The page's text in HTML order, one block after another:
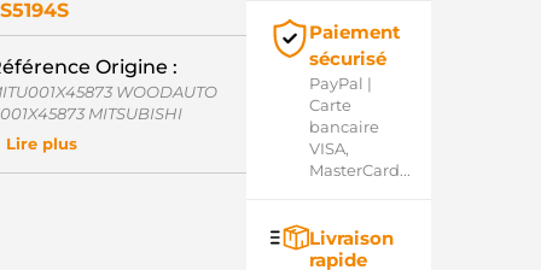
Origine :
WOODAUTO
MITSUBISHI
AS-PL
CQ
CASCO
Lire plus
Paiement
sécurisé
PayPal |
Carte
bancaire
VISA,
MasterCard...
Livraison
rapide